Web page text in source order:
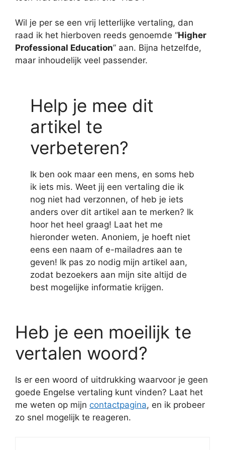
Wil je per se een vrij letterlijke vertaling, dan
raad ik het hierboven reeds genoemde “Higher
Professional Education” aan. Bijna hetzelfde,
maar inhoudelijk veel passender.
Help je mee dit
artikel te
verbeteren?
Ik ben ook maar een mens, en soms heb
ik iets mis. Weet jij een vertaling die ik
nog niet had verzonnen, of heb je iets
anders over dit artikel aan te merken? Ik
hoor het heel graag! Laat het me
hieronder weten. Anoniem, je hoeft niet
eens een naam of e-mailadres aan te
geven! Ik pas zo nodig mijn artikel aan,
zodat bezoekers aan mijn site altijd de
best mogelijke informatie krijgen.
Heb je een moeilijk te
vertalen woord?
Is er een woord of uitdrukking waarvoor je geen
goede Engelse vertaling kunt vinden? Laat het
me weten op mijn contactpagina, en ik probeer
zo snel mogelijk te reageren.